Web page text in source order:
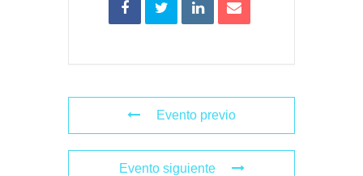
Evento previo
Evento siguiente